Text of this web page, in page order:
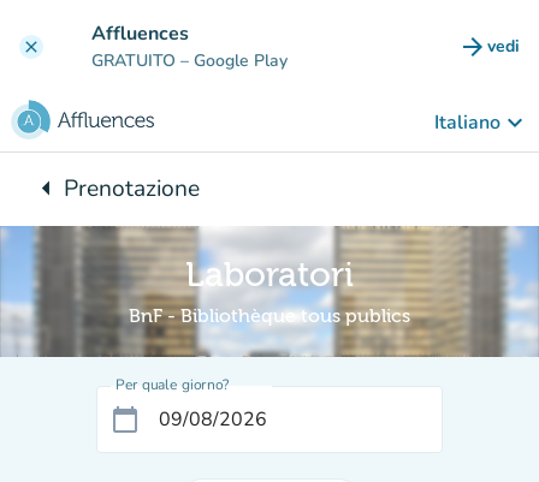
clear Affluences
GRATUITO – Google Play arrow_forward vedi
Italiano keyboard_arrow_down
arrow_leftTorna a:
Prenotazione
Laboratori
BnF - Bibliothèque tous publics
Per quale giorno?
calendar_today